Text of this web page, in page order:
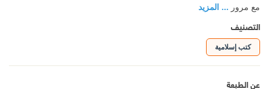
مع مرور ... المزيد
التصنيف
كتب إسلامية
عن الطبعة